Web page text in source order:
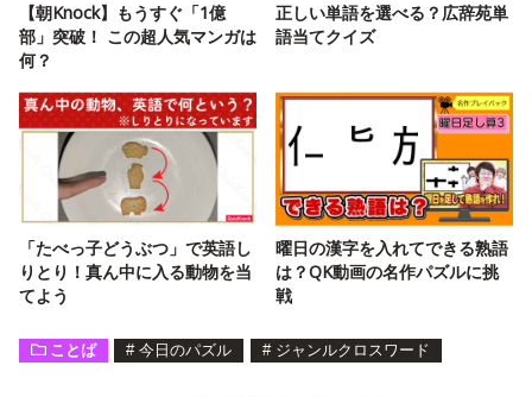
【朝Knock】もうすぐ「1億
部」突破！ この超人気マンガは
何？
正しい単語を選べる？広辞苑単
語当てクイズ
「たべっ子どうぶつ」で英語し
りとり！真ん中に入る動物を当
てよう
曜日の漢字を入れてできる熟語
は？QK動画の名作パズルに挑
戦
ことば # 今日のパズル # ジャンルクロスワード